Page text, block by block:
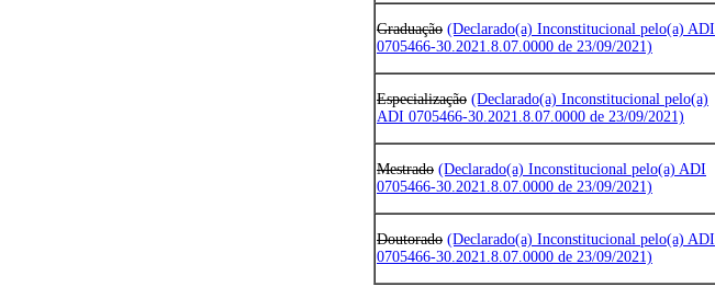
Graduação (Declarado(a) Inconstitucional pelo(a) ADI
0705466-30.2021.8.07.0000 de 23/09/2021)
Especialização (Declarado(a) Inconstitucional pelo(a)
ADI 0705466-30.2021.8.07.0000 de 23/09/2021)
Mestrado (Declarado(a) Inconstitucional pelo(a) ADI
0705466-30.2021.8.07.0000 de 23/09/2021)
Doutorado (Declarado(a) Inconstitucional pelo(a) ADI
0705466-30.2021.8.07.0000 de 23/09/2021)